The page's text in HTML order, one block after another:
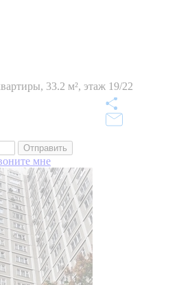
33.2 м², этаж 19/22
Отправить
мне